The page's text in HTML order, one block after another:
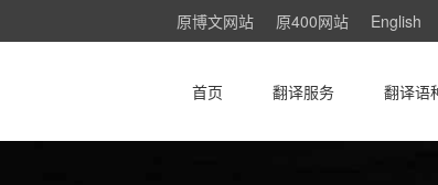
原博文网站 原400网站 English
首页 翻译服务 翻译语